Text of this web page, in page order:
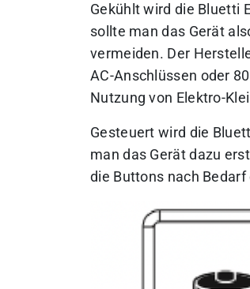
Gekühlt wird die Bluetti
sollte man das Gerät
vermeiden. Der
AC-Anschlüssen oder
Nutzung von Elektro-
Gesteuert wird die
man das Gerät dazu
die Buttons nach Bedarf